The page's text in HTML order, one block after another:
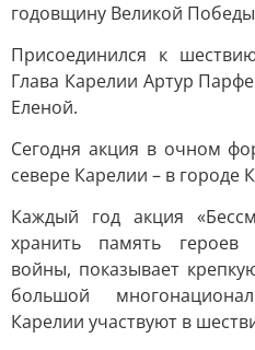
годовщину Великой
Присоединился к
Глава Карелии Артур
Еленой.
Сегодня акция в очном
севере Карелии – в городе
Каждый год акция
хранить память героев
войны, показывает
большой
Карелии участвуют в